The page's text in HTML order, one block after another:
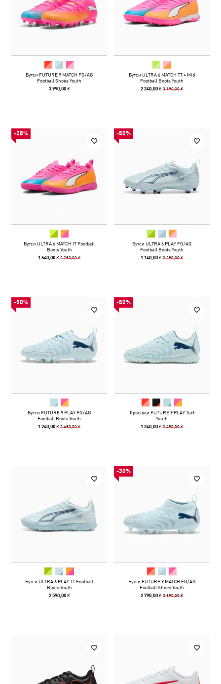
Бутси FUTURE 9 MATCH FG/AG
Football Shoes Youth
3 990,00 ₴
Бутси ULTRA 6 MATCH TT + Mid
Football Boots Youth
2 240,00 ₴3 190,00 ₴
-28%
Бутси ULTRA 6 MATCH IT Football
Boots Youth
1 640,00 ₴2 290,00 ₴
-50%
Бутси ULTRA 6 PLAY FG/AG
Football Boots Youth
1 140,00 ₴2 290,00 ₴
-50%
Бутси FUTURE 9 PLAY FG/AG
Football Boots Youth
1 240,00 ₴2 490,00 ₴
-50%
Кросівки FUTURE 9 PLAY Turf
Youth
1 240,00 ₴2 490,00 ₴
Бутси ULTRA 6 PLAY TT Football
Boots Youth
2 590,00 ₴
-30%
Бутси FUTURE 9 MATCH FG/AG
Football Shoes Youth
2 790,00 ₴3 990,00 ₴